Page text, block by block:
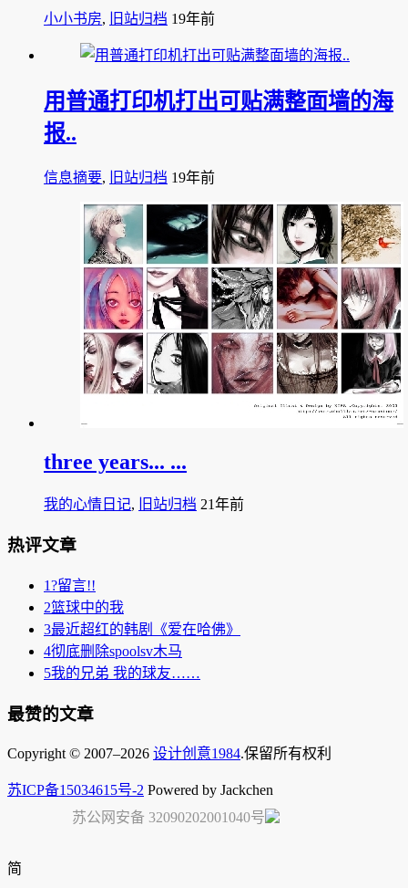
小小书房, 旧站归档 19年前
用普通打印机打出可贴满整面墙的海
报..
信息摘要, 旧站归档 19年前
three years... ...
我的心情日记, 旧站归档 21年前
热评文章
1?留言!!
2篮球中的我
3最近超红的韩剧《爱在哈佛》
4彻底删除spoolsv木马
5我的兄弟 我的球友……
最赞的文章
Copyright © 2007–2026 设计创意1984.保留所有权利
苏ICP备15034615号-2 Powered by Jackchen
苏公网安备 32090202001040号
简